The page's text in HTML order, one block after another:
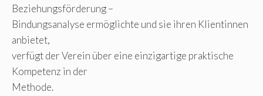
Beziehungsförderung –
Bindungsanalyse ermöglichte und sie ihren Klientinnen
anbietet,
verfügt der Verein über eine einzigartige praktische
Kompetenz in der
Methode.